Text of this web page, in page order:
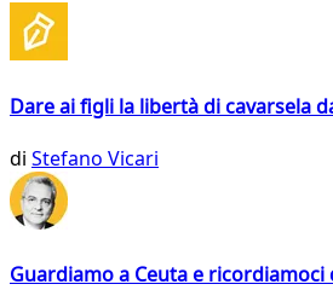
Dare ai figli la libertà di cavarsela
di Stefano Vicari
Guardiamo a Ceuta e ricordiamoci